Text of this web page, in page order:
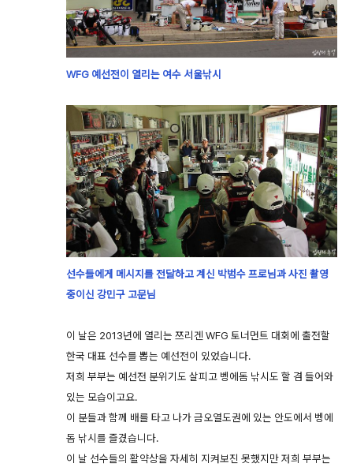
WFG 예선전이 열리는 여수 서울낚시
선수들에게 메시지를 전달하고 계신 박범수 프로님과 사진 촬영
중이신 강민구 고문님
이 날은 2013년에 열리는 쯔리겐 WFG 토너먼트 대회에 출전할
한국 대표 선수를 뽑는 예선전이 있었습니다.
저희 부부는 예선전 분위기도 살피고 벵에돔 낚시도 할 겸 들어와
있는 모습이고요.
이 분들과 함께 배를 타고 나가 금오열도권에 있는 안도에서 벵에
돔 낚시를 즐겼습니다.
이 날 선수들의 활약상을 자세히 지켜보진 못했지만 저희 부부는